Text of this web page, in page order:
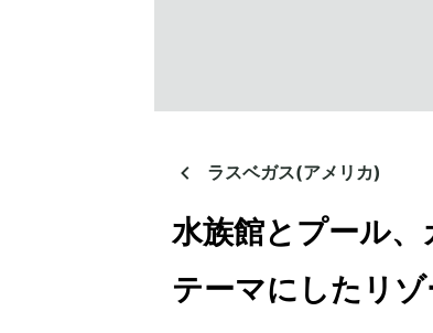
ラスベガス(アメリカ)
水族館とプール
テーマにしたリ